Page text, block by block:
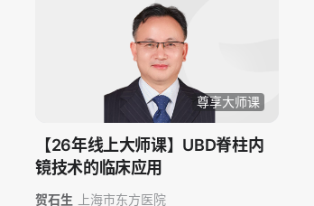
尊享大师课
【26年线上大师课】UBD脊柱内
镜技术的临床应用
贺石生
上海市东方医院